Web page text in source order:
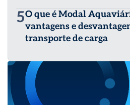
5O que é Modal
vantagens e
transporte de carga